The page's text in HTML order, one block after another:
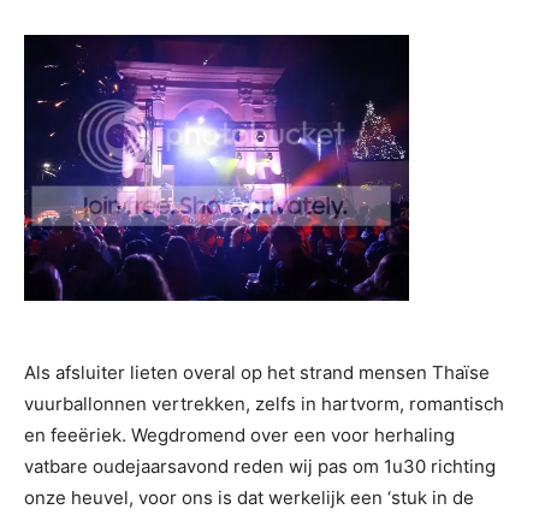
Als afsluiter lieten overal op het strand mensen Thaïse
vuurballonnen vertrekken, zelfs in hartvorm, romantisch
en feeëriek. Wegdromend over een voor herhaling
vatbare oudejaarsavond reden wij pas om 1u30 richting
onze heuvel, voor ons is dat werkelijk een ‘stuk in de